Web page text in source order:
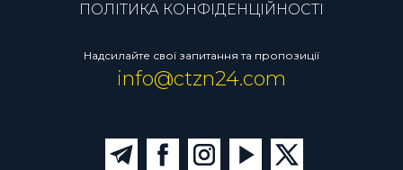
ПОЛІТИКА КОНФІДЕНЦІЙНОСТІ
Надсилайте свої запитання та пропозиції
info@ctzn24.com